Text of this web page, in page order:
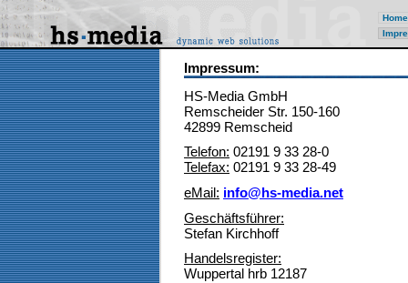
Home
Impressum:
HS-Media GmbH
Remscheider Str. 150-160
42899 Remscheid
Telefon: 02191 9 33 28-0
Telefax: 02191 9 33 28-49
eMail: info@hs-media.net
Geschäftsführer:
Stefan Kirchhoff
Handelsregister:
Wuppertal hrb 12187